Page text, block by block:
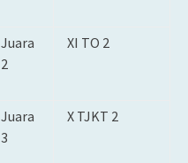
Juara
2
XI TO 2
Juara
3
X TJKT 2